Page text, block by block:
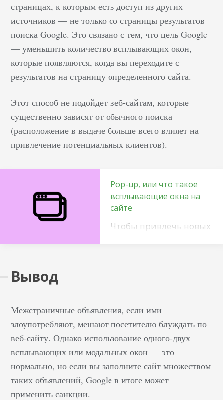
страницах, к которым есть доступ из других
источников — не только со страницы результатов
поиска Google. Это связано с тем, что цель Google
— уменьшить количество всплывающих окон,
которые появляются, когда вы переходите с
результатов на страницу определенного сайта.
Этот способ не подойдет веб-сайтам, которые
существенно зависят от обычного поиска
(расположение в выдаче больше всего влияет на
привлечение потенциальных клиентов).
Pop-up, или что такое
всплывающие окна на
сайте
Чтобы привлечь новых
прибегают к
выстраиванию
коммуникации на
своем портале. Это
делается с
использованием на
Вывод
Межстраничные объявления, если ими
злоупотребляют, мешают посетителю блуждать по
веб-сайту. Однако использование одного-двух
всплывающих или модальных окон — это
нормально, но если вы заполните сайт множеством
таких объявлений, Google в итоге может
применить санкции.